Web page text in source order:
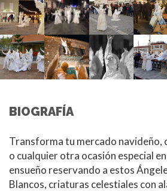
BIOGRAFÍA
Transforma tu mercado navideño,
o cualquier otra ocasión especial
ensueño reservando a estos
Blancos, criaturas celestiales con